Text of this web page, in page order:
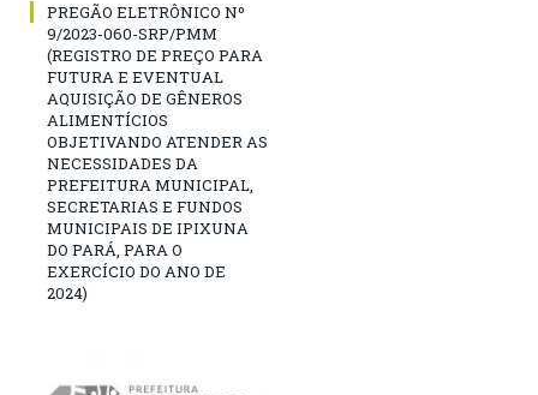
PREGÃO ELETRÔNICO Nº
9/2023-060-SRP/PMM
(REGISTRO DE PREÇO PARA
FUTURA E EVENTUAL
AQUISIÇÃO DE GÊNEROS
ALIMENTÍCIOS
OBJETIVANDO ATENDER AS
NECESSIDADES DA
PREFEITURA MUNICIPAL,
SECRETARIAS E FUNDOS
MUNICIPAIS DE IPIXUNA
DO PARÁ, PARA O
EXERCÍCIO DO ANO DE
2024)